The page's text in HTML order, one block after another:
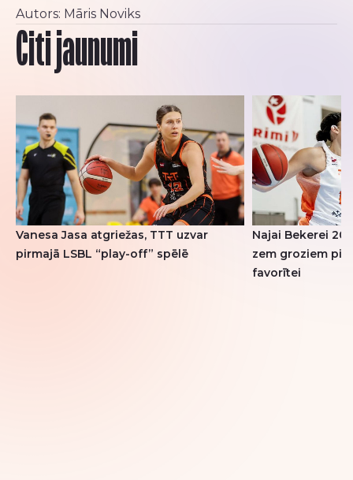
Autors: Māris Noviks
Citi jaunumi
Vanesa Jasa atgriežas, TTT uzvar
pirmajā LSBL “play-off” spēlē
Najai Bekerei 20
zem groziem
favorītei